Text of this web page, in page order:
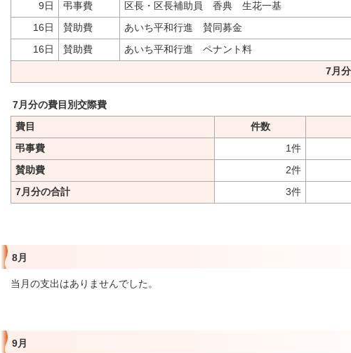
9日 弔事費 区長・区長補助員 香典 生花一基
16日 賛助費 あいち平和行進 賛同募金
16日 賛助費 あいち平和行進 ペナント料
7月
7月分の費目別交際費
費目 件数
弔事費 1件
賛助費 2件
7月分の合計 3件
8月
当月の支出はありませんでした。
9月